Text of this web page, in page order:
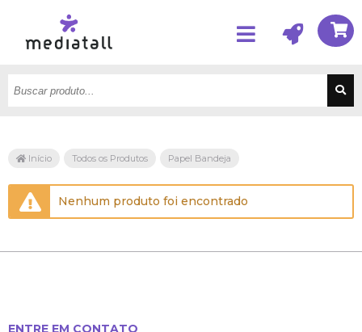
Início Todos os Produtos Papel Bandeja
Nenhum produto foi encontrado
ENTRE EM CONTATO